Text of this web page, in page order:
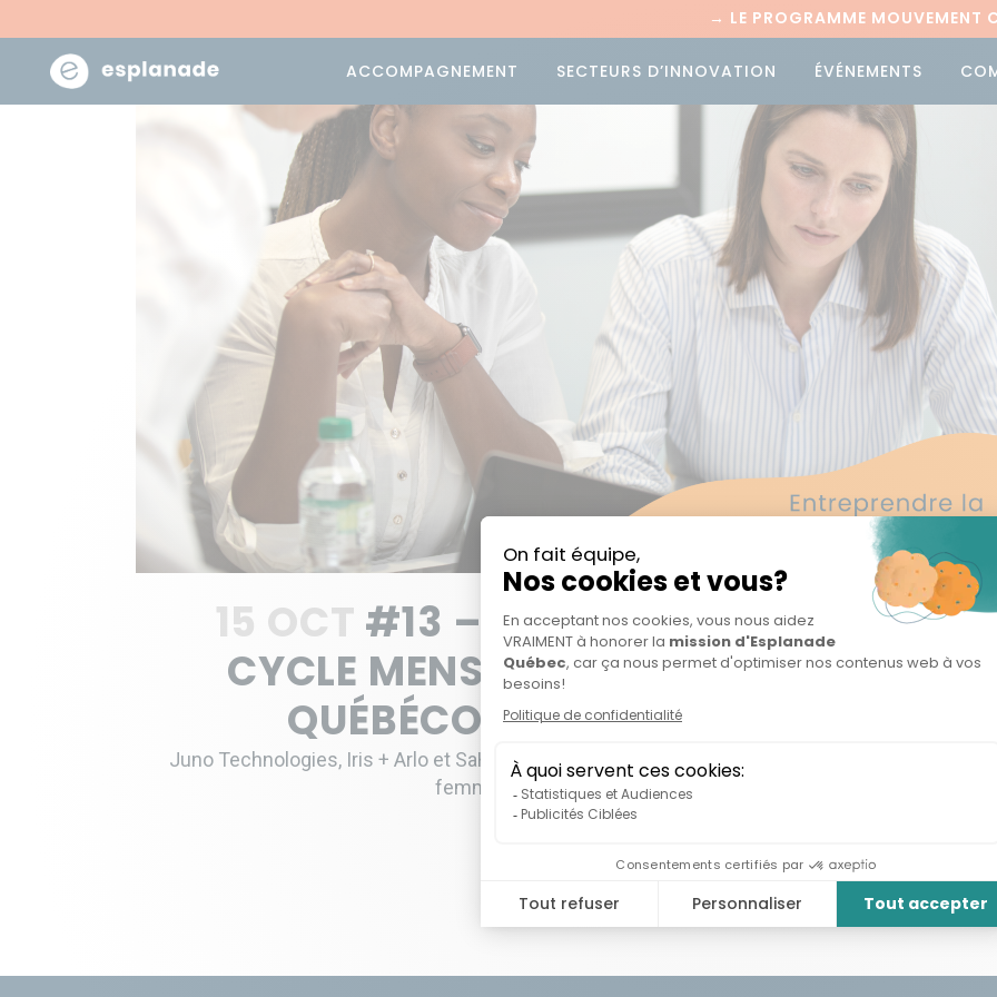
→ LE PROGRAMME MOUVEMENT
ACCOMPAGNEMENT SECTEURS D’INNOVATION ÉVÉNEMENTS
15 OCT #13 – SANTÉ DES FEMMES ET
CYCLE MENSTRUEL : 3 ENTREPRISES
QUÉBÉCOISES QUI INNOVENT
Juno Technologies, Iris + Arlo et SaHera proposent des solutions innovantes pour la santé des
femmes et leur cycle menstruel...